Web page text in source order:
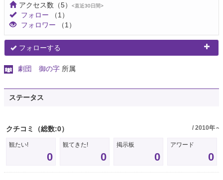
アクセス数 （5） <直近30日間>
フォロー
（1）
フォロワー
（1）
フォローする
劇団 御の字 所属
ステータス
クチコミ （総数:0） / 2010年～
観たい!
0
観てきた!
0
掲示板
0
アワード
0